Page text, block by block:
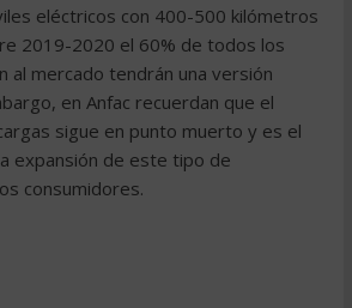
eléctricos con 400-500 kilómetros
2019-2020 el 60% de todos los
al mercado tendrán una versión
en Anfac recuerdan que el
sigue en punto muerto y es el
expansión de este tipo de
consumidores.